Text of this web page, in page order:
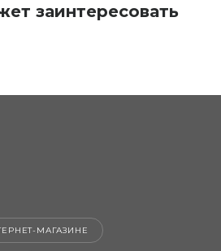
заинтересовать
МАГАЗИНЕ